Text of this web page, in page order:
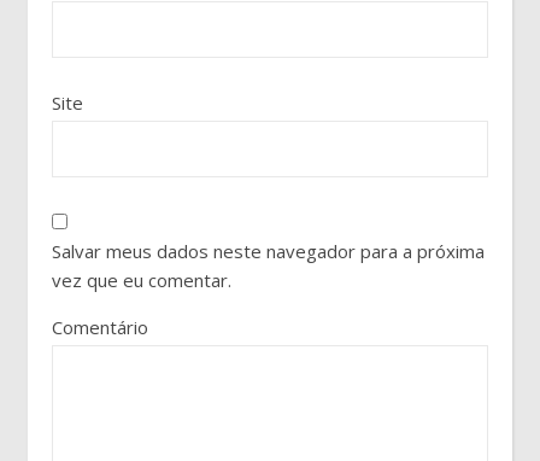
Site
Salvar meus dados neste navegador para a próxima
vez que eu comentar.
Comentário